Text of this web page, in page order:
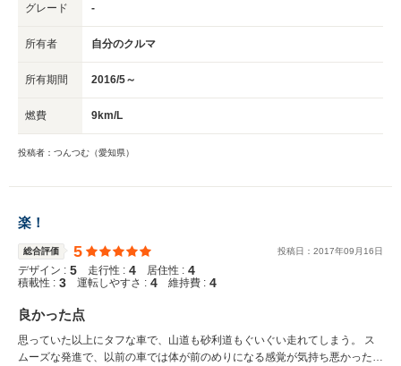
グレード -
所有者 自分のクルマ
所有期間 2016/5～
燃費 9km/L
投稿者：つんつむ（愛知県）
楽！
総合評価 5 投稿日： 2017年09 月 16日
デザイン : 5 走行性 : 4 居住性 : 4
積載性 : 3 運転しやすさ : 4 維持費 : 4
良かった点
思っていた以上にタフな車で、山道も砂利道もぐいぐい走れてしまう。 ス
ムーズな発進で、以前の車では体が前のめりになる感覚が気持ち悪かったけ